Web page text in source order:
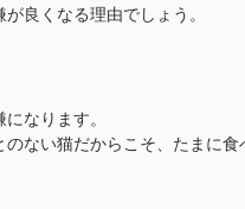
良くなる理由でしょう。
なります。
ない猫だからこそ、たまに